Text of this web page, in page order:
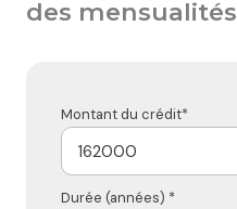
des mensualités
Montant du crédit*
Durée (années) *